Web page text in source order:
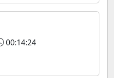
00:14:24